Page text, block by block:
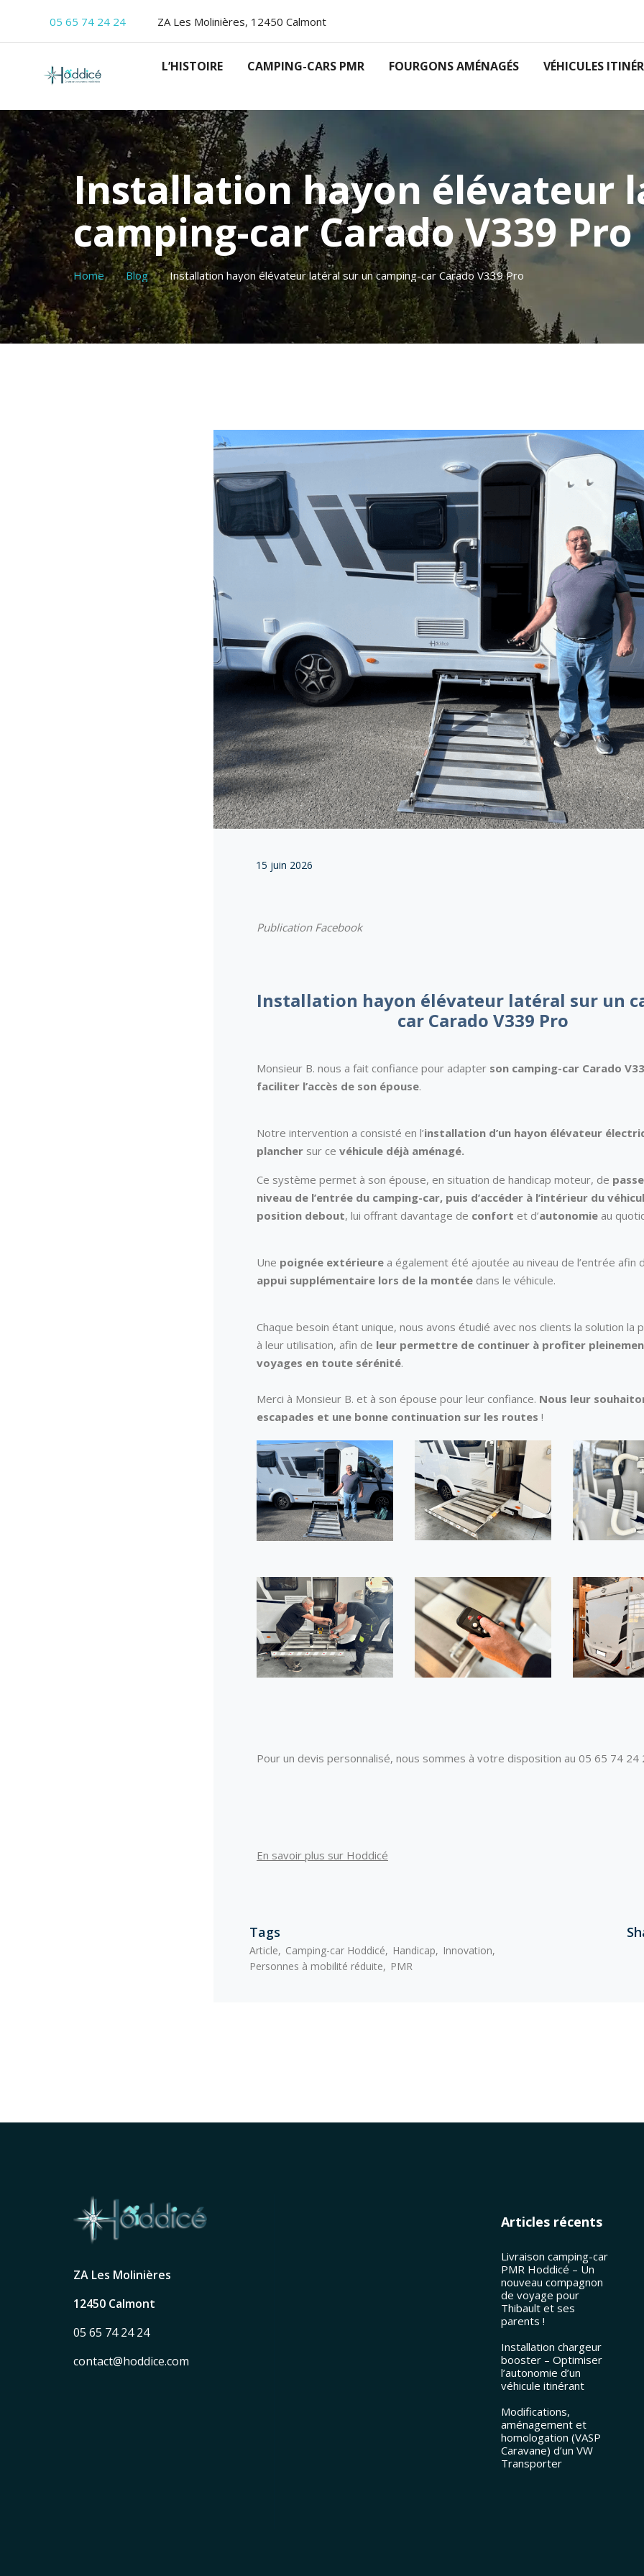
05 65 74 24 24 ZA Les Molinières, 12450 Calmont
L’HISTOIRE CAMPING-CARS PMR FOURGONS AMÉNAGÉS VÉHICULES
Installation hayon élévateur
camping-car Carado V339 Pro
Home Blog Installation hayon élévateur latéral sur un camping-car Carado V339 Pro
15 juin 2026
Publication Facebook
Installation hayon élévateur latéral sur un
car Carado V339 Pro
Monsieur B. nous a fait confiance pour adapter son camping-car Carado
faciliter l’accès de son épouse.
Notre intervention a consisté en l’installation d’un hayon élévateur
plancher sur ce véhicule déjà aménagé.
Ce système permet à son épouse, en situation de handicap moteur, de
niveau de l’entrée du camping-car, puis d’accéder à l’intérieur du
position debout, lui offrant davantage de confort et d’autonomie au
Une poignée extérieure a également été ajoutée au niveau de l’entrée afin
appui supplémentaire lors de la montée dans le véhicule.
Chaque besoin étant unique, nous avons étudié avec nos clients la solution la
à leur utilisation, afin de leur permettre de continuer à profiter
voyages en toute sérénité.
Merci à Monsieur B. et à son épouse pour leur confiance. Nous leur
escapades et une bonne continuation sur les routes !
Pour un devis personnalisé, nous sommes à votre disposition au 05 65 74 24
En savoir plus sur Hoddicé
Tags
Article Camping-car Hoddicé Handicap
Innovation
Personnes à mobilité réduite
PMR
ZA Les Molinières
12450 Calmont
05 65 74 24 24
contact@hoddice.com
Articles récents
Livraison camping-car
PMR Hoddicé – Un
nouveau compagnon
de voyage pour
Thibault et ses
parents !
Installation chargeur
booster – Optimiser
l’autonomie d’un
véhicule itinérant
Modifications,
aménagement et
homologation (VASP
Caravane) d’un VW
Transporter